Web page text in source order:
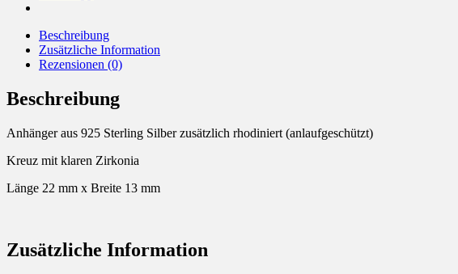
Beschreibung
Zusätzliche Information
Rezensionen (0)
Beschreibung
Anhänger aus 925 Sterling Silber zusätzlich rhodiniert (anlaufgeschützt)
Kreuz mit klaren Zirkonia
Länge 22 mm x Breite 13 mm
Zusätzliche Information